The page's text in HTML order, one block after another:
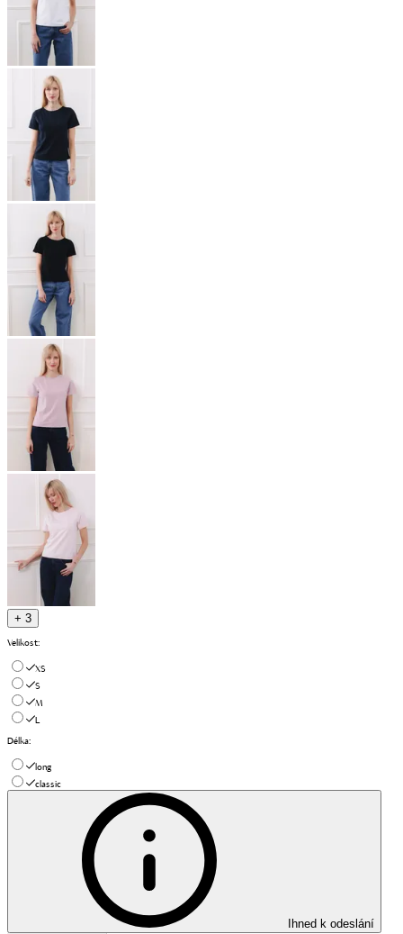
+ 3
Velikost:
XS
S
M
L
Délka:
long
classic
Ihned k odeslání